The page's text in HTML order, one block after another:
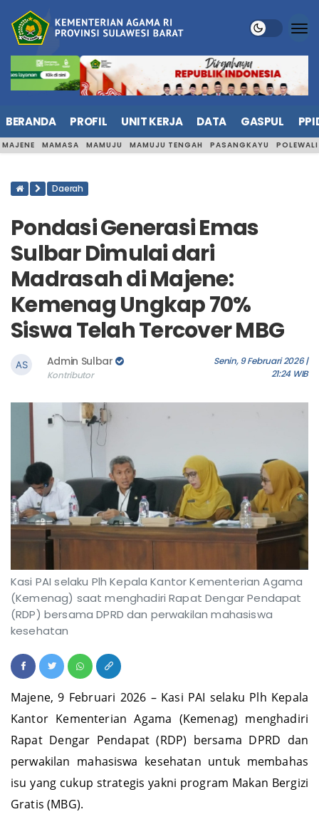
BERANDA PROFIL UNIT KERJA DATA GASPUL
MAJENE MAMASA MAMUJU MAMUJU TENGAH PASANGKAYU
Daerah
Pondasi Generasi Emas
Sulbar Dimulai dari
Madrasah di Majene:
Kemenag Ungkap 70%
Siswa Telah Tercover MBG
Admin Sulbar
Senin, 9 Februari 2026 |
Kasi PAI selaku Plh Kepala Kantor Kementerian Agama
(Kemenag) saat menghadiri Rapat Dengar Pendapat
(RDP) bersama DPRD dan perwakilan mahasiswa
Majene, 9 Februari 2026 – Kasi PAI selaku Plh Kepala
Kantor Kementerian Agama (Kemenag) menghadiri
Rapat Dengar Pendapat (RDP) bersama DPRD dan
perwakilan mahasiswa kesehatan untuk membahas
isu yang cukup strategis yakni program Makan Bergizi
Gratis (MBG).